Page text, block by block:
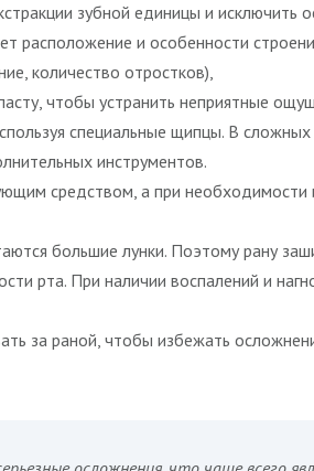
зубной единицы и исключить
расположение и особенности
количество отростков),
чтобы устранить неприятные
специальные щипцы. В сложных
инструментов.
средством, а при необходимости
большие лунки. Поэтому рану
рта. При наличии воспалений и
за раной, чтобы избежать